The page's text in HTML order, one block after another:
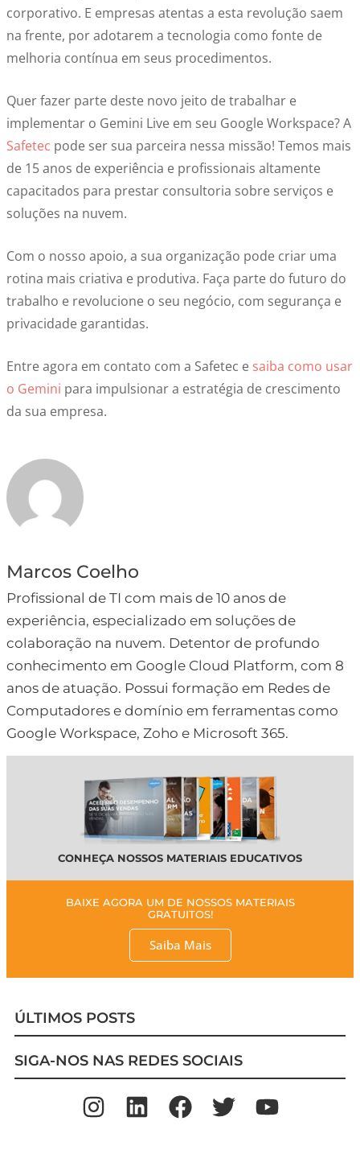
corporativo. E empresas atentas a esta revolução saem
na frente, por adotarem a tecnologia como fonte de
melhoria contínua em seus procedimentos.
Quer fazer parte deste novo jeito de trabalhar e
implementar o Gemini Live em seu Google Workspace? A
Safetec pode ser sua parceira nessa missão! Temos mais
de 15 anos de experiência e profissionais altamente
capacitados para prestar consultoria sobre serviços e
soluções na nuvem.
Com o nosso apoio, a sua organização pode criar uma
rotina mais criativa e produtiva. Faça parte do futuro do
trabalho e revolucione o seu negócio, com segurança e
privacidade garantidas.
Entre agora em contato com a Safetec e saiba como usar
o Gemini para impulsionar a estratégia de crescimento
da sua empresa.
Marcos Coelho
Profissional de TI com mais de 10 anos de
experiência, especializado em soluções de
colaboração na nuvem. Detentor de profundo
conhecimento em Google Cloud Platform, com 8
anos de atuação. Possui formação em Redes de
Computadores e domínio em ferramentas como
Google Workspace, Zoho e Microsoft 365.
CONHEÇA NOSSOS MATERIAIS EDUCATIVOS
BAIXE AGORA UM DE NOSSOS MATERIAIS
GRATUITOS!
Saiba Mais
ÚLTIMOS POSTS
SIGA-NOS NAS REDES SOCIAIS